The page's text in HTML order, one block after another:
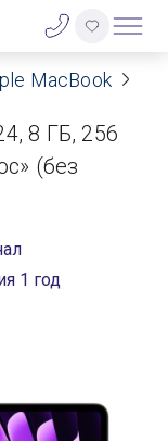
MacBook
8 ГБ, 256
(без
1 год